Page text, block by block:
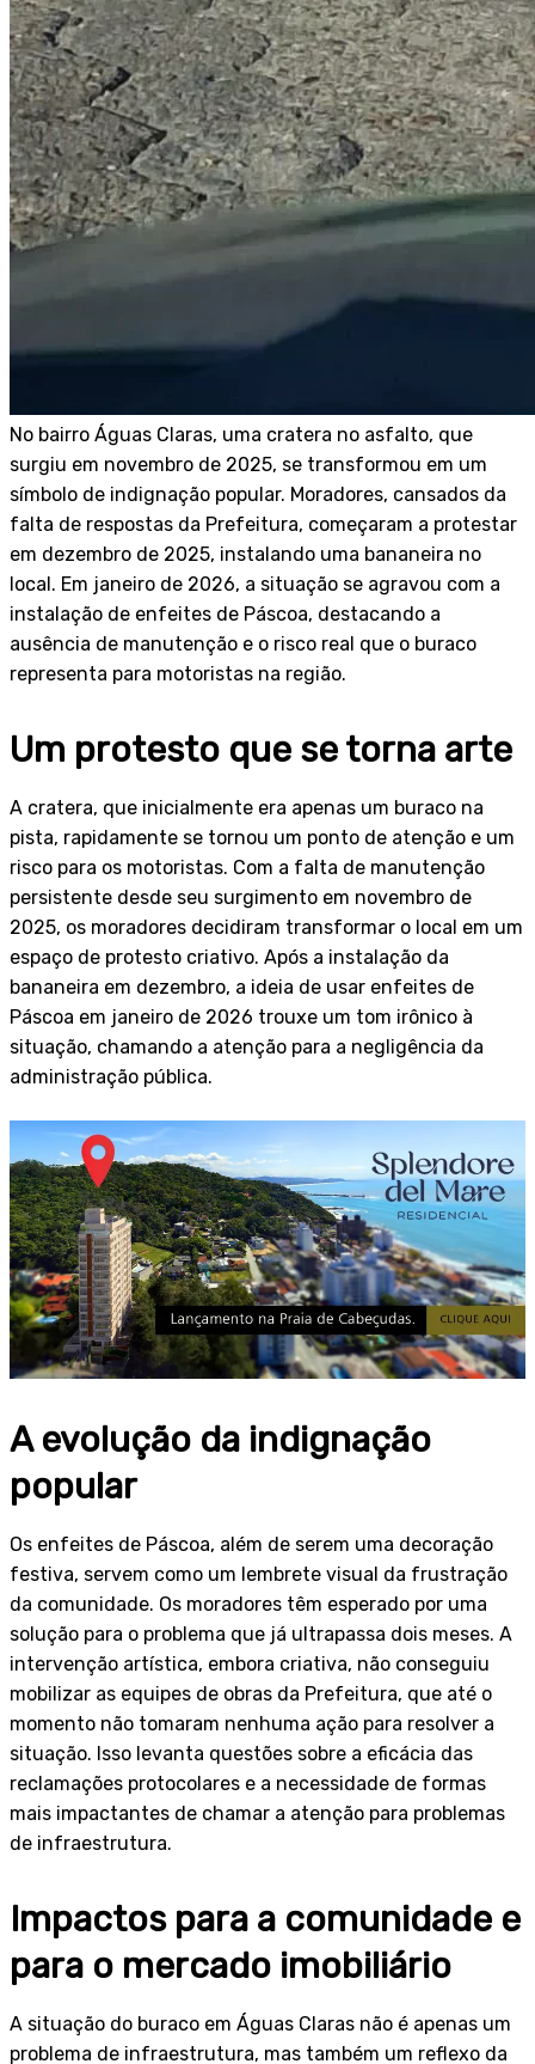
No bairro Águas Claras, uma cratera no asfalto, que
surgiu em novembro de 2025, se transformou em um
símbolo de indignação popular. Moradores, cansados da
falta de respostas da Prefeitura, começaram a protestar
em dezembro de 2025, instalando uma bananeira no
local. Em janeiro de 2026, a situação se agravou com a
instalação de enfeites de Páscoa, destacando a
ausência de manutenção e o risco real que o buraco
representa para motoristas na região.
Um protesto que se torna arte
A cratera, que inicialmente era apenas um buraco na
pista, rapidamente se tornou um ponto de atenção e um
risco para os motoristas. Com a falta de manutenção
persistente desde seu surgimento em novembro de
2025, os moradores decidiram transformar o local em um
espaço de protesto criativo. Após a instalação da
bananeira em dezembro, a ideia de usar enfeites de
Páscoa em janeiro de 2026 trouxe um tom irônico à
situação, chamando a atenção para a negligência da
administração pública.
A evolução da indignação
popular
Os enfeites de Páscoa, além de serem uma decoração
festiva, servem como um lembrete visual da frustração
da comunidade. Os moradores têm esperado por uma
solução para o problema que já ultrapassa dois meses. A
intervenção artística, embora criativa, não conseguiu
mobilizar as equipes de obras da Prefeitura, que até o
momento não tomaram nenhuma ação para resolver a
situação. Isso levanta questões sobre a eficácia das
reclamações protocolares e a necessidade de formas
mais impactantes de chamar a atenção para problemas
de infraestrutura.
Impactos para a comunidade e
para o mercado imobiliário
A situação do buraco em Águas Claras não é apenas um
problema de infraestrutura, mas também um reflexo da